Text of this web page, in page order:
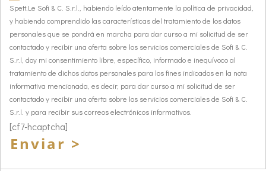
Spett.Le Sofi & C. S.r.l., habiendo leído atentamente la política de privacidad,
y habiendo comprendido las características del tratamiento de los datos
personales que se pondrá en marcha para dar curso a mi solicitud de ser
contactado y recibir una oferta sobre los servicios comerciales de Sofi & C.
S.r.l, doy mi consentimiento libre, específico, informado e inequívoco al
tratamiento de dichos datos personales para los fines indicados en la nota
informativa mencionada, es decir, para dar curso a mi solicitud de ser
contactado y recibir una oferta sobre los servicios comerciales de Sofi & C.
S.r.l. y para recibir sus correos electrónicos informativos.
[cf7-hcaptcha]
Enviar >